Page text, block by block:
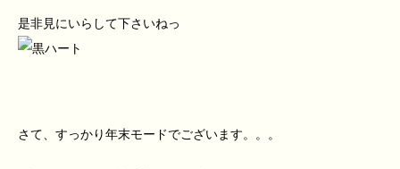
是非見にいらして下さいねっ
さて、すっかり年末モードでございます。。。